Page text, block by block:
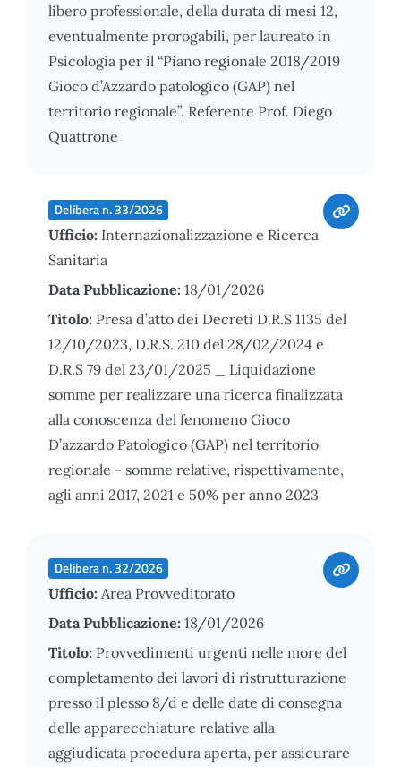
libero professionale, della durata di mesi 12,
eventualmente prorogabili, per laureato in
Psicologia per il “Piano regionale 2018/2019
Gioco d’Azzardo patologico (GAP) nel
territorio regionale”. Referente Prof. Diego
Quattrone
Delibera n. 33/2026
Ufficio: Internazionalizzazione e Ricerca
Sanitaria
Data Pubblicazione: 18/01/2026
Titolo: Presa d’atto dei Decreti D.R.S 1135 del
12/10/2023, D.R.S. 210 del 28/02/2024 e
D.R.S 79 del 23/01/2025 _ Liquidazione
somme per realizzare una ricerca finalizzata
alla conoscenza del fenomeno Gioco
D’azzardo Patologico (GAP) nel territorio
regionale - somme relative, rispettivamente,
agli anni 2017, 2021 e 50% per anno 2023
Delibera n. 32/2026
Ufficio: Area Provveditorato
Data Pubblicazione: 18/01/2026
Titolo: Provvedimenti urgenti nelle more del
completamento dei lavori di ristrutturazione
presso il plesso 8/d e delle date di consegna
delle apparecchiature relative alla
aggiudicata procedura aperta, per assicurare